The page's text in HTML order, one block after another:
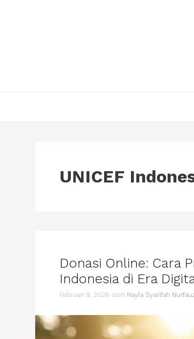
UNICEF
Donasi Online: Cara
Indonesia di Era
Februari 9, 2026 oleh Nayla Syarifah